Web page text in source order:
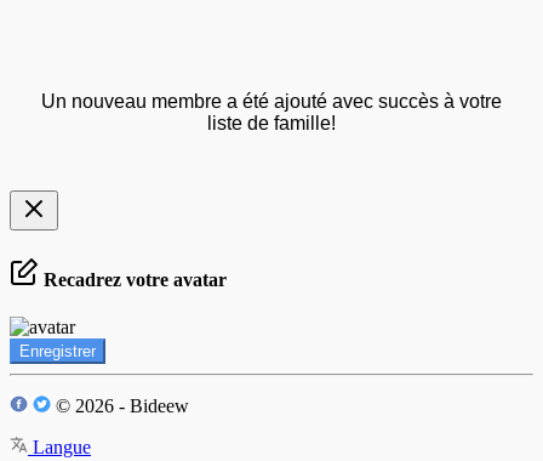
Un nouveau membre a été ajouté avec succès à votre
liste de famille!
Recadrez votre avatar
Enregistrer
© 2026 - Bideew
Langue